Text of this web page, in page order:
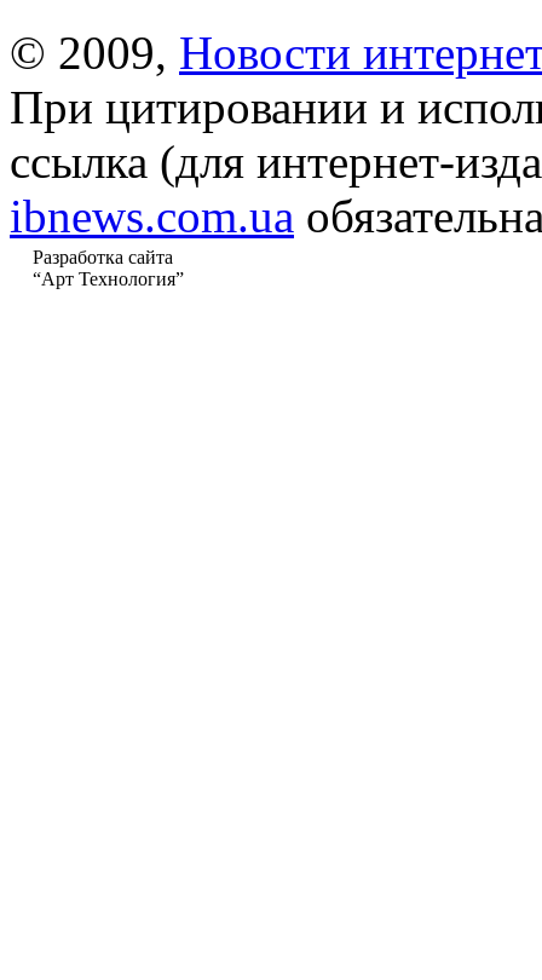
© 2009, Новости
При цитировании и
ссылка (для интернет-
ibnews.com.ua
Разработка сайта
“Арт Технология”